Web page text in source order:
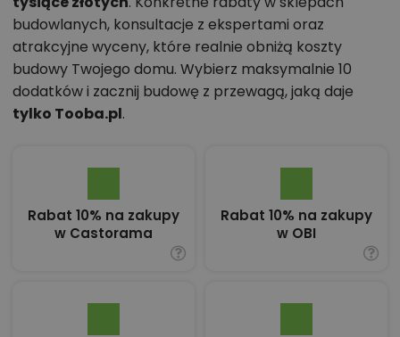
budowlanych, konsultacje z ekspertami oraz
atrakcyjne wyceny, które realnie obniżą koszty
budowy Twojego domu. Wybierz maksymalnie 10
dodatków i zacznij budowę z przewagą, jaką daje
tylko Tooba.pl.
Rabat 10% na zakupy
w Castorama
Rabat 10% na zakupy
w OBI